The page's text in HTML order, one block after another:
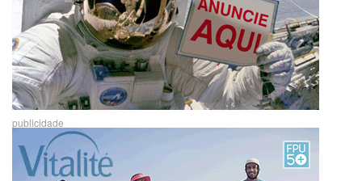
publicidade